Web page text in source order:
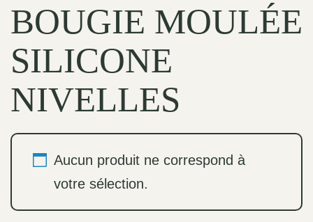
BOUGIE MOULÉE
SILICONE
NIVELLES
Aucun produit ne correspond à
votre sélection.